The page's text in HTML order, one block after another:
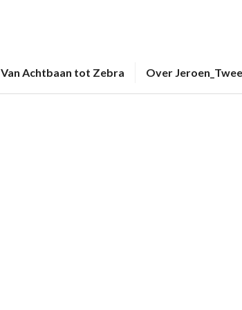
Van Achtbaan tot Zebra Over Jeroen_Twee